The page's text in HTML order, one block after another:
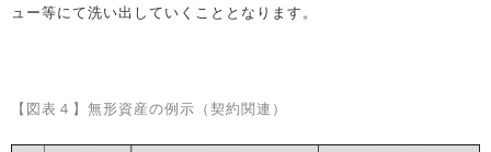
ュー等にて洗い出していくこととなります。
【図表４】無形資産の例示（契約関連）